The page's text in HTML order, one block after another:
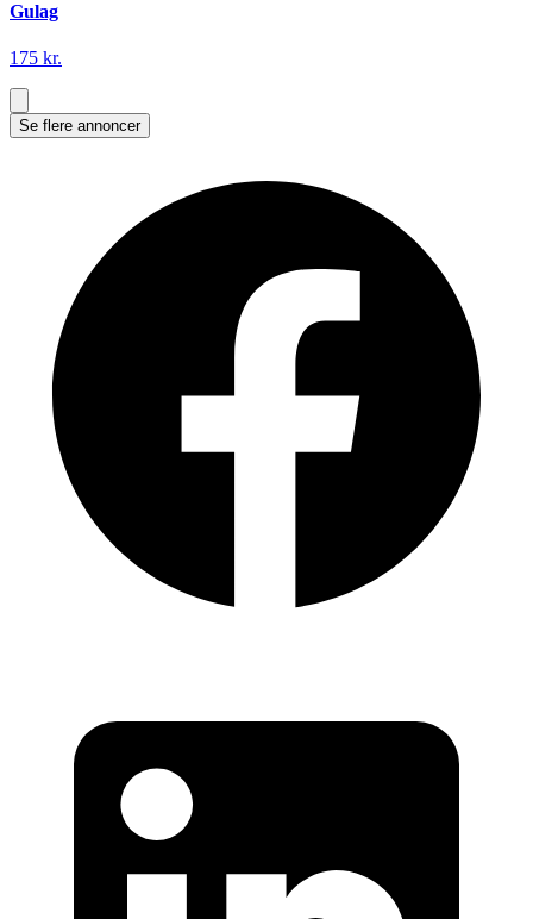
Gulag
175 kr.
Se flere annoncer